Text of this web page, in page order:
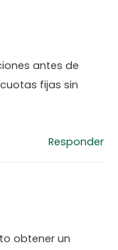
antes de
fijas sin
Responder
obtener un